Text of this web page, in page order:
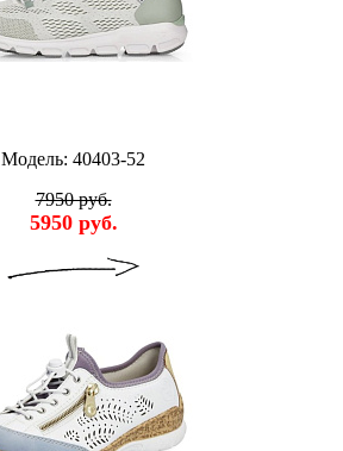
Модель: 40403-52
7950 руб.
5950 руб.